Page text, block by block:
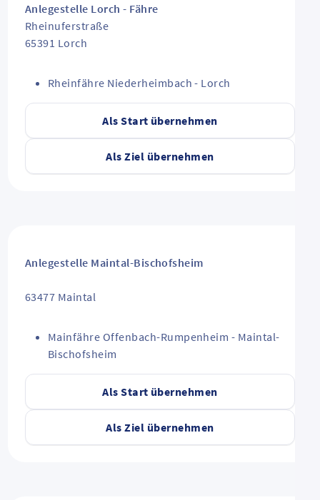
Als Start übernehmen
Als Ziel übernehmen
Anlegestelle Lorch - Fähre
Rheinuferstraße
65391 Lorch
Rheinfähre Niederheimbach - Lorch
Als Start übernehmen
Als Ziel übernehmen
Anlegestelle Maintal-Bischofsheim
63477 Maintal
Mainfähre Offenbach-Rumpenheim - Maintal-
Bischofsheim